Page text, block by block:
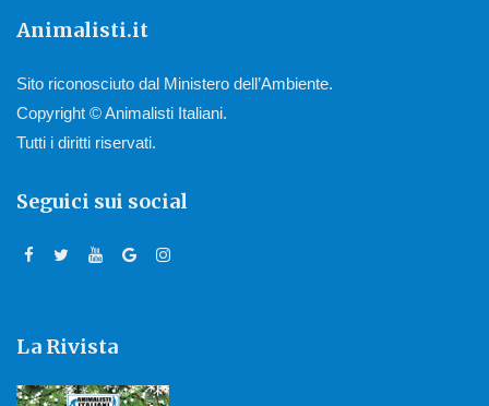
Animalisti.it
Sito riconosciuto dal Ministero dell’Ambiente.
Copyright © Animalisti Italiani.
Tutti i diritti riservati.
Seguici sui social
La Rivista